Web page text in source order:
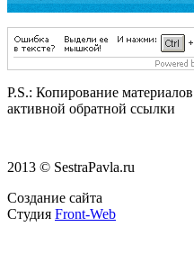
P.S.: Копирование
активной обратной ссылки
2013 © SestraPavla.ru
Создание сайта
Студия Front-Web